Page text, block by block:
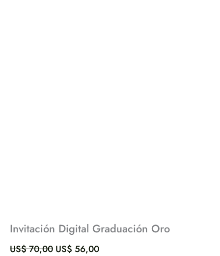
Invitación Digital Graduación Oro
US$70,00 US$ 56,00